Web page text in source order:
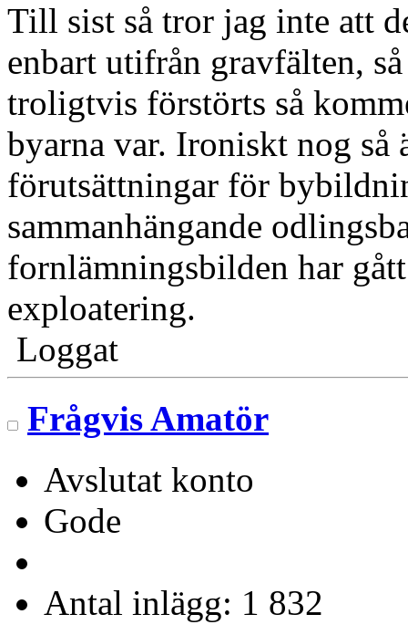
Till sist så tror jag inte att
enbart utifrån gravfälten,
troligtvis förstörts så
byarna var. Ironiskt nog så
förutsättningar för
sammanhängande
fornlämningsbilden har
exploatering.
Loggat
Frågvis Amatör
Avslutat konto
Gode
Antal inlägg: 1 832